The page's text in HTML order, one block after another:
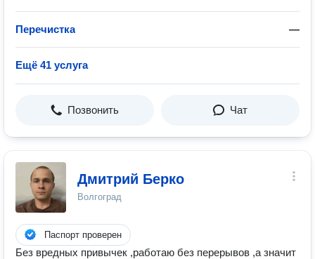
Перечистка —
Ещё 41 услуга
Позвонить Чат
Дмитрий Берко
Волгоград
Паспорт проверен
Без вредных привычек ,работаю без перерывов ,а значит